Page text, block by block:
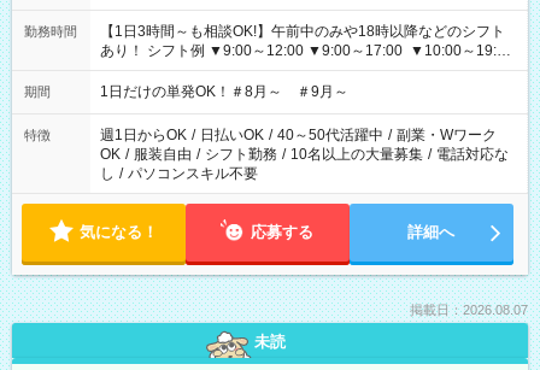
勤務時間
【1日3時間～も相談OK!】午前中のみや18時以降などのシフト
あり！ シフト例 ▼9:00～12:00 ▼9:00～17:00 ▼10:00～19:00
▼18:00～21:00
期間 1日だけの単発OK！＃8月～ ＃9月～
特徴 週1日からOK / 日払いOK / 40～50代活躍中 / 副業・Wワーク
OK / 服装自由 / シフト勤務 / 10名以上の大量募集 / 電話対応な
し / パソコンスキル不要
気になる！ 応募する 詳細へ
掲載日：2026.08.07
未読